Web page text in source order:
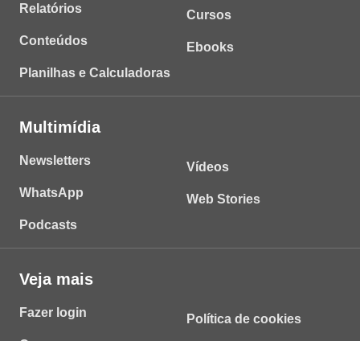
Relatórios
Conteúdos
Planilhas e Calculadoras
Cursos
Ebooks
Multimídia
Newsletters
WhatsApp
Podcasts
Vídeos
Web Stories
Veja mais
Fazer login Política de cookies